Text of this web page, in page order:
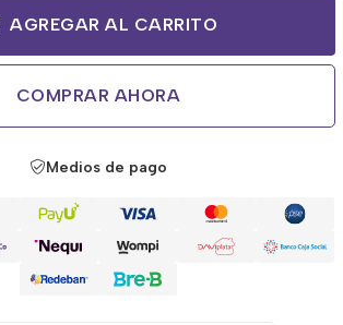
AGREGAR AL CARRITO
COMPRAR AHORA
Medios de pago